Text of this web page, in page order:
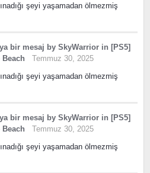
şeyi yaşamadan ölmezmiş
bir mesaj by SkyWarrior in [PS5]
Temmuz 30, 2025
şeyi yaşamadan ölmezmiş
bir mesaj by SkyWarrior in [PS5]
Temmuz 30, 2025
şeyi yaşamadan ölmezmiş